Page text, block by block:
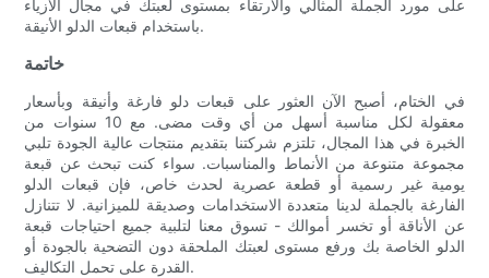
على مورد الجملة المثالي والارتقاء بمستوى لعبتك في مجال الأزياء
باستخدام قبعات الدلو الأنيقة.
خاتمة
في الختام، أصبح الآن العثور على قبعات دلو فارغة وأنيقة وبأسعار
معقولة لكل مناسبة أسهل من أي وقت مضى. مع 10 سنوات من
الخبرة في هذا المجال، تلتزم شركتنا بتقديم منتجات عالية الجودة تلبي
مجموعة متنوعة من الأنماط والمناسبات. سواء كنت تبحث عن قبعة
يومية غير رسمية أو قطعة عصرية لحدث خاص، فإن قبعات الدلو
الفارغة بالجملة لدينا متعددة الاستخدامات وصديقة للميزانية. لا تتنازل
عن الأناقة أو تخسر أموالك - تسوق معنا لتلبية جميع احتياجات قبعة
الدلو الخاصة بك ورفع مستوى لعبتك الملحقة دون التضحية بالجودة أو
القدرة على تحمل التكاليف.